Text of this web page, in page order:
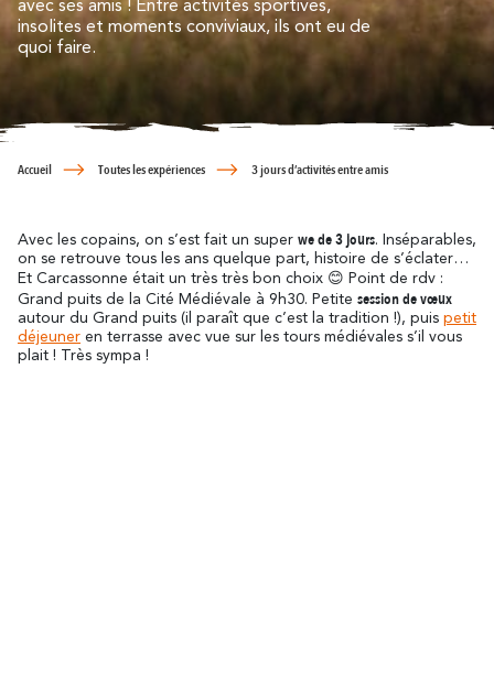
Là où l’histoirerésonne
Là où la nature résonne
Détente & Bien-
Destination écoresponsable
Tourisme & handicap
À vélo
Contact Brochures
Découvrez tous les grands évènements
Le Festival de Carcassonne,
Noël, la Féria, le Tour de France... sont des
avec ses amis ! Entre activités sportives,
insolites et moments conviviaux, ils ont eu de
quoi faire.
Accueil Toutes les expériences 3 jours d’activités entre amis
Avec les copains, on s’est fait un super we de 3 jours. Inséparables,
on se retrouve tous les ans quelque part, histoire de s’éclater…
Et Carcassonne était un très très bon choix 😊 Point de rdv :
Grand puits de la Cité Médiévale à 9h30. Petite session de vœux
autour du Grand puits (il paraît que c’est la tradition !), puis petit
déjeuner en terrasse avec vue sur les tours médiévales s’il vous
plait ! Très sympa !